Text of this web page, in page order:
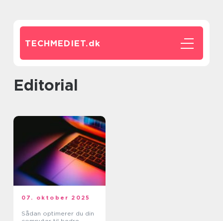
TECHMEDIET.dk
editorial
07. oktober 2025
Sådan optimerer du din